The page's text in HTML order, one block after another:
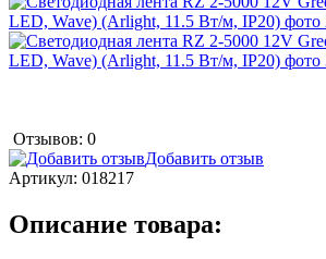
Отзывов: 0
Добавить отзыв
Артикул: 018217
Описание товара: